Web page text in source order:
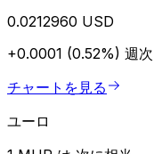
0.0212960 USD
+0.0001 (0.52%) 週次
チャートを見る
ユーロ